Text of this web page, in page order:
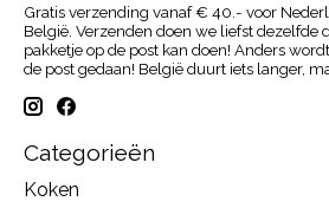
Gratis verzending vanaf € 40.- voor
België. Verzenden doen we liefst dezelfde
pakketje op de post kan doen! Anders
de post gedaan! België duurt iets langer,
Categorieën
Koken